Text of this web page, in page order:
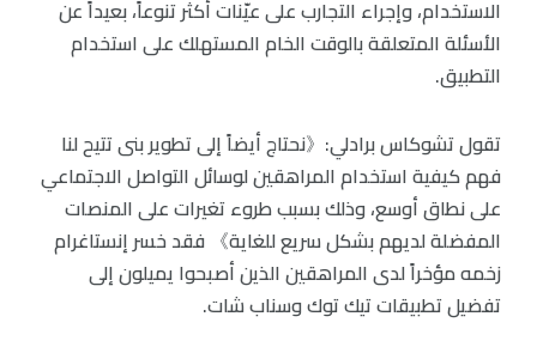
الاستخدام، وإجراء التجارب على عيّنات أكثر تنوعاً، بعيداً عن
الأسئلة المتعلقة بالوقت الخام المستهلك على استخدام
التطبيق.
تقول تشوكاس برادلي:《نحتاج أيضاً إلى تطوير بنى تتيح لنا
فهم كيفية استخدام المراهقين لوسائل التواصل الاجتماعي
على نطاق أوسع، وذلك بسبب طروء تغيرات على المنصات
المفضلة لديهم بشكل سريع للغاية》 فقد خسر إنستاغرام
زخمه مؤخراً لدى المراهقين الذين أصبحوا يميلون إلى
تفضيل تطبيقات تيك توك وسناب شات.